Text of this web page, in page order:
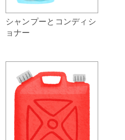
シャンプーとコンディシ
ョナー